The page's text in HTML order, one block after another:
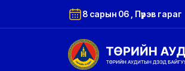
8 сарын 06 , Пүрэв гараг